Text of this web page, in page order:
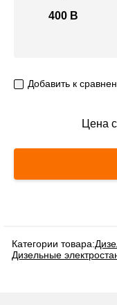
400 В
Добавить к
Цена
Категории товара:
Дизельные